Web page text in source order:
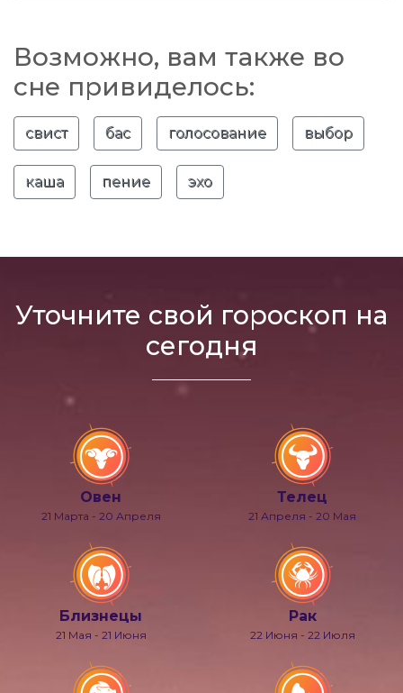
Возможно, вам также во
сне привиделось:
свист бас голосование выбор
каша пение эхо
Уточните свой гороскоп на
сегодня
Овен
21 Марта - 20 Апреля
Телец
21 Апреля - 20 Мая
Близнецы
21 Мая - 21 Июня
Рак
22 Июня - 22 Июля